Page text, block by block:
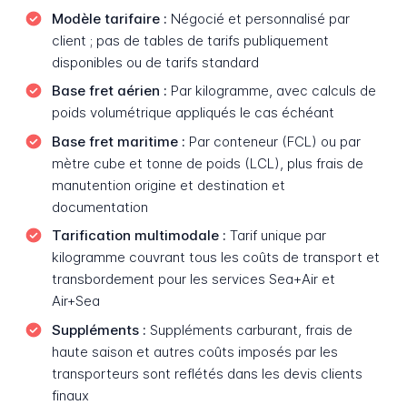
Modèle tarifaire : Négocié et personnalisé par
client ; pas de tables de tarifs publiquement
disponibles ou de tarifs standard
Base fret aérien : Par kilogramme, avec calculs de
poids volumétrique appliqués le cas échéant
Base fret maritime : Par conteneur (FCL) ou par
mètre cube et tonne de poids (LCL), plus frais de
manutention origine et destination et
documentation
Tarification multimodale : Tarif unique par
kilogramme couvrant tous les coûts de transport et
transbordement pour les services Sea+Air et
Air+Sea
Suppléments : Suppléments carburant, frais de
haute saison et autres coûts imposés par les
transporteurs sont reflétés dans les devis clients
finaux